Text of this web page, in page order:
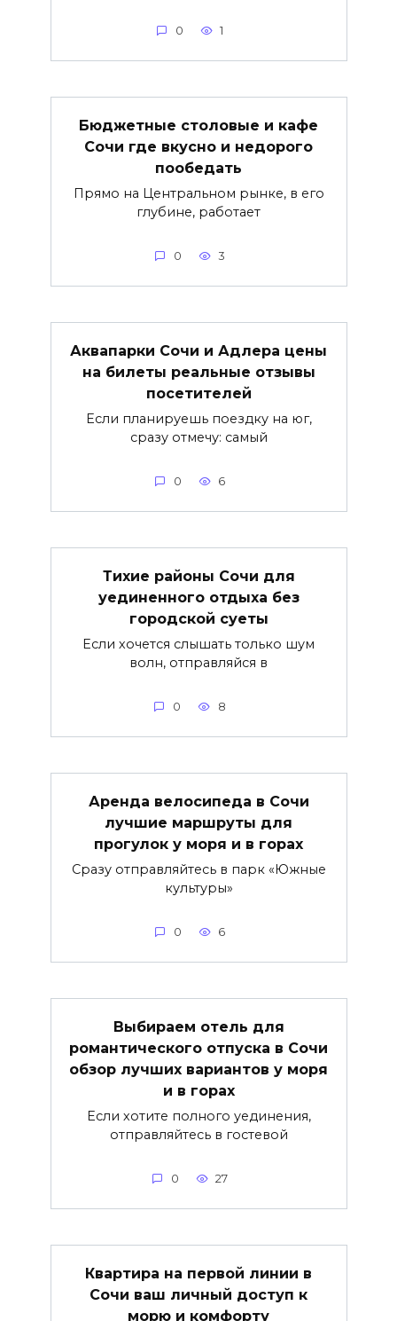
0 1
Бюджетные столовые и кафе
Сочи где вкусно и недорого
пообедать
Прямо на Центральном рынке, в его
глубине, работает
0 3
Аквапарки Сочи и Адлера цены
на билеты реальные отзывы
посетителей
Если планируешь поездку на юг,
сразу отмечу: самый
0 6
Тихие районы Сочи для
уединенного отдыха без
городской суеты
Если хочется слышать только шум
волн, отправляйся в
0 8
Аренда велосипеда в Сочи
лучшие маршруты для
прогулок у моря и в горах
Сразу отправляйтесь в парк «Южные
культуры»
0 6
Выбираем отель для
романтического отпуска в Сочи
обзор лучших вариантов у моря
и в горах
Если хотите полного уединения,
отправляйтесь в гостевой
0 27
Квартира на первой линии в
Сочи ваш личный доступ к
морю и комфорту